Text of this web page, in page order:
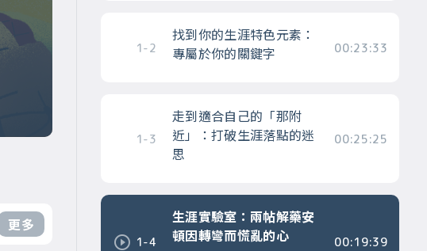
更多
1-2
找到你的生涯特色元素：
專屬於你的關鍵字
00:23:33
1-3
走到適合自己的「那附
近」：打破生涯落點的迷
思
00:25:25
1-4
生涯實驗室：兩帖解藥安
頓因轉彎而慌亂的心
00:19:39